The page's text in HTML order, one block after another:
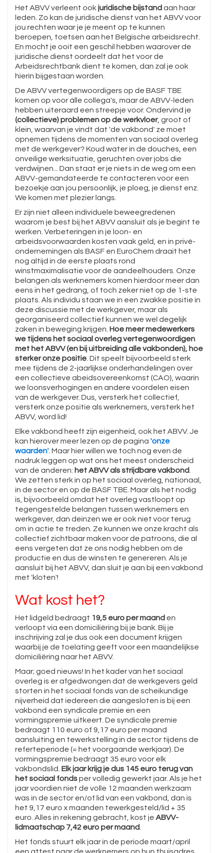
Het ABVV verleent ookjuridische bijstand aan haar
leden. Zo kan de juridische dienst van het ABVV voor
jou rechten waar je je meent op te kunnen
beroepen, toetsen aan het Belgische arbeidsrecht.
En mocht je ooit een geschil hebben waarover de
juridische dienst oordeelt dat het voor de
Arbeidsrechtbank dient te komen, dan zal je ook
hierin bijgestaan worden.
De ABVV vertegenwoordigers op de BASF TBE
komen op voor álle collega's, maar de ABVV-leden
hebben uiteraard een streepje voor. Ondervind je
(collectieve) problemen op de werkvloer, groot of
klein, waarvan je vindt dat 'de vakbond' ze moet
opnemen tijdens de momenten van sociaal overleg
met de werkgever? Koud water in de douches, een
onveilige werksituatie, geruchten over jobs die
verdwijnen... Dan staat er je niets in de weg om een
ABVV-gemandateerde te contacteren voor een
bezoekje aan jou persoonlijk, je ploeg, je dienst enz.
We komen met plezier langs.
Er zijn niet alleen individuele beweegredenen
waarom je best bij het ABVV aansluit als je begint te
werken. Verbeteringen in je loon- en
arbeidsvoorwaarden kosten vaak geld, en in privé-
ondernemingen als BASF en EuroChem draait het
nog altijd in de eerste plaats rond
winstmaximalisatie voor de aandeelhouders. Onze
belangen als werknemers komen hierdoor meer dan
eens in het gedrang, of toch zeker niet op de 1-ste
plaats. Als individu staan we in een zwakke positie in
deze discussie met de werkgever, maar als
georganiseerd collectief kunnen we wel degelijk
zaken in beweging krijgen. Hoe meer medewerkers
we tijdens het sociaal overleg vertegenwoordigen
met het ABVV (en bij uitbreiding alle vakbonden), hoe
sterker onze positie . Dit speelt bijvoorbeeld sterk
mee tijdens de 2-jaarlijkse onderhandelingen over
een collectieve abeidsovereenkomst (CAO), waarin
we loonsverhogingen en andere voordelen eisen
van de werkgever. Dus, versterk het collectief,
versterk onze positie als werknemers, versterk het
ABVV, word lid!
Elke vakbond heeft zijn eigenheid, ook het ABVV. Je
kan hierover meer lezen op de pagina 'onze
waarden' . Maar hier willen we toch nog even de
nadruk leggen op wat ons het meest onderscheid
van de anderen: het ABVV als strijdbare vakbond
We zetten sterk in op het sociaal overleg, nationaal,
in de sector en op de BASF TBE. Maar als het nodig
is, bijvoorbeeld omdat het overleg vastloopt op
tegengestelde belangen tussen werknemers en
werkgever, dan deinzen we er ook niet voor terug
om in actie te treden. Ze kunnen we onze kracht als
collectief zichtbaar maken voor de patroons, die al
eens vergeten dat ze ons nodig hebben om de
productie en dus de winsten te genereren. Als je
aansluit bij het ABVV, dan sluit je aan bij een vakbond
met 'kloten'!
Wat kost het?
Het lidgeld bedraagt 19,5 euro per maand en
verloopt via een domiciliëring bij je bank. Bij je
inschrijving zal je dus ook een document krijgen
waarbij je de toelating geeft voor een maandelijkse
domiciliëring naar het ABVV.
Maar; goed nieuws! In het kader van het sociaal
overleg is er afgedwongen dat de werkgevers geld
storten in het sociaal fonds van de scheikundige
nijverheid dat iedereen die aangesloten is bij een
vakbond een syndicale premie en een
vormingspremie uitkeert. De syndicale premie
bedraagt 110 euro of 9,17 euro per maand
aansluiting en tewerkstelling in de sector tijdens de
referteperiode (= het voorgaande werkjaar). De
vormingspremie bedraagt 35 euro voor elk
vakbondslid. Elk jaar krijg je dus 145 euro terug van
het sociaal fondsper volledig gewerkt jaar. Als je het
jaar voordien niet de volle 12 maanden werkzaam
was in de sector en/of lid van een vakbond, dan is
het 9,17 euro x maanden tewerkgesteld/lid + 35
euro. Alles in rekening gebracht, kost je ABVV-
lidmaatschap 7,42 euro per maand
Het fonds stuurt elk jaar in de periode maart/april